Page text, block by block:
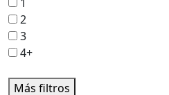
2
3
4+
Más filtros